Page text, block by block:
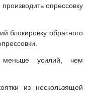
опрессовку
блокировку обратного
усилий, чем
из нескользящей